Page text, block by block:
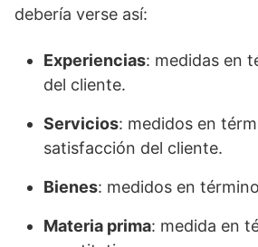
debería verse así:
Experiencias: medidas en
del cliente.
Servicios: medidos en
satisfacción del cliente.
Bienes: medidos en
Materia prima: medida en